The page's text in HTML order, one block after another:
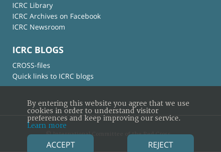
ICRC Library
ICRC Archives on Facebook
ICRC Newsroom
ICRC BLOGS
CROSS-files
Quick links to ICRC blogs
© International Committee of the Red Cross
By entering this website you agree that we use
cookies in order to understand visitor
preferences and keep improving our service.
Learn more
ACCEPT REJECT